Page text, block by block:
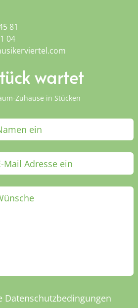
81
04
wartet
Zuhause in Stücken
Datenschutzbedingungen